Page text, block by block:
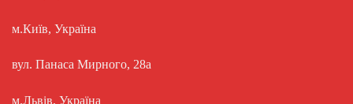
м.Київ, Україна
вул. Панаса Мирного, 28а
м.Львів, Україна